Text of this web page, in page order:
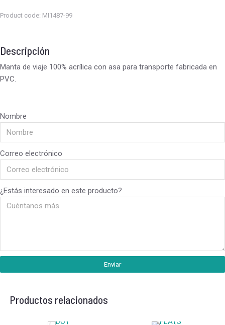
Product code: MI1487-99
Descripción
Manta de viaje 100% acrílica con asa para transporte fabricada en
PVC.
Nombre
Correo electrónico
¿Estás interesado en este producto?
Enviar
Productos relacionados